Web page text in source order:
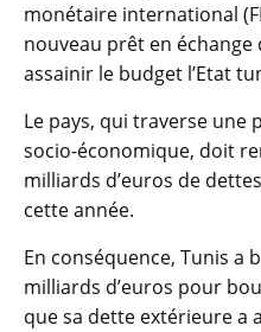
monétaire international
nouveau prêt en
assainir le budget l’Etat
Le pays, qui traverse
socio-économique, doit
milliards d’euros de
cette année.
En conséquence, Tunis a
milliards d’euros pour
que sa dette extérieure a